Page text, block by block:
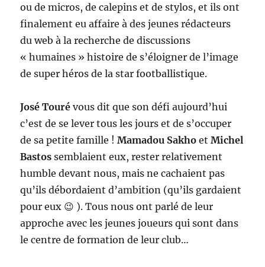
ou de micros, de calepins et de stylos, et ils ont
finalement eu affaire à des jeunes rédacteurs
du web à la recherche de discussions
« humaines » histoire de s’éloigner de l’image
de super héros de la star footballistique.
José Tourévous dit que son défi aujourd’hui
c’est de se lever tous les jours et de s’occuper
de sa petite famille !Mamadou Sakho etMichel
Bastos semblaient eux, rester relativement
humble devant nous, mais ne cachaient pas
qu’ils débordaient d’ambition (qu’ils gardaient
pour eux 😉 ). Tous nous ont parlé de leur
approche avec les jeunes joueurs qui sont dans
le centre de formation de leur club…